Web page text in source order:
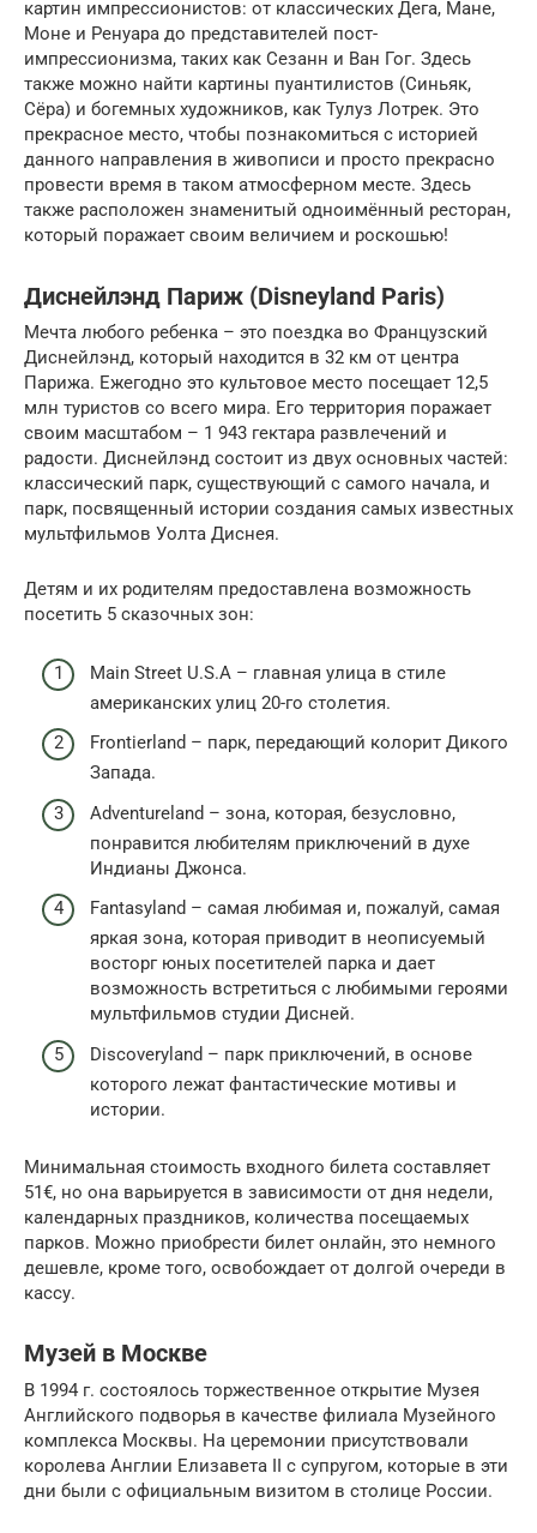
картин импрессионистов: от классических Дега, Мане,
Моне и Ренуара до представителей пост-
импрессионизма, таких как Сезанн и Ван Гог. Здесь
также можно найти картины пуантилистов (Синьяк,
Сёра) и богемных художников, как Тулуз Лотрек. Это
прекрасное место, чтобы познакомиться с историей
данного направления в живописи и просто прекрасно
провести время в таком атмосферном месте. Здесь
также расположен знаменитый одноимённый ресторан,
который поражает своим величием и роскошью!
Диснейлэнд Париж (Disneyland Paris)
Мечта любого ребенка – это поездка во Французский
Диснейлэнд, который находится в 32 км от центра
Парижа. Ежегодно это культовое место посещает 12,5
млн туристов со всего мира. Его территория поражает
своим масштабом – 1 943 гектара развлечений и
радости. Диснейлэнд состоит из двух основных частей:
классический парк, существующий с самого начала, и
парк, посвященный истории создания самых известных
мультфильмов Уолта Диснея.
Детям и их родителям предоставлена возможность
посетить 5 сказочных зон:
Main Street U.S.A – главная улица в стиле
американских улиц 20-го столетия.
Frontierland – парк, передающий колорит Дикого
Запада.
Adventureland – зона, которая, безусловно,
понравится любителям приключений в духе
Индианы Джонса.
Fantasyland – самая любимая и, пожалуй, самая
яркая зона, которая приводит в неописуемый
восторг юных посетителей парка и дает
возможность встретиться с любимыми героями
мультфильмов студии Дисней.
Discoveryland – парк приключений, в основе
которого лежат фантастические мотивы и
истории.
Минимальная стоимость входного билета составляет
51€, но она варьируется в зависимости от дня недели,
календарных праздников, количества посещаемых
парков. Можно приобрести билет онлайн, это немного
дешевле, кроме того, освобождает от долгой очереди в
кассу.
Музей в Москве
В 1994 г. состоялось торжественное открытие Музея
Английского подворья в качестве филиала Музейного
комплекса Москвы. На церемонии присутствовали
королева Англии Елизавета II с супругом, которые в эти
дни были с официальным визитом в столице России.